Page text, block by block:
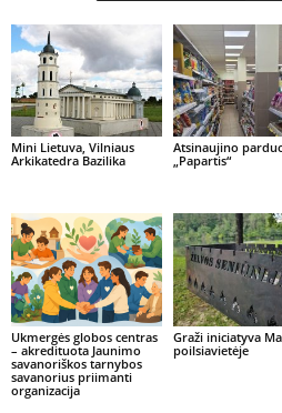
Mini Lietuva, Vilniaus
Arkikatedra Bazilika
Atsinaujino
„Papartis“
Ukmergės globos centras
– akredituota Jaunimo
savanoriškos tarnybos
savanorius priimanti
organizacija
Graži iniciatyva
poilsiavietėje